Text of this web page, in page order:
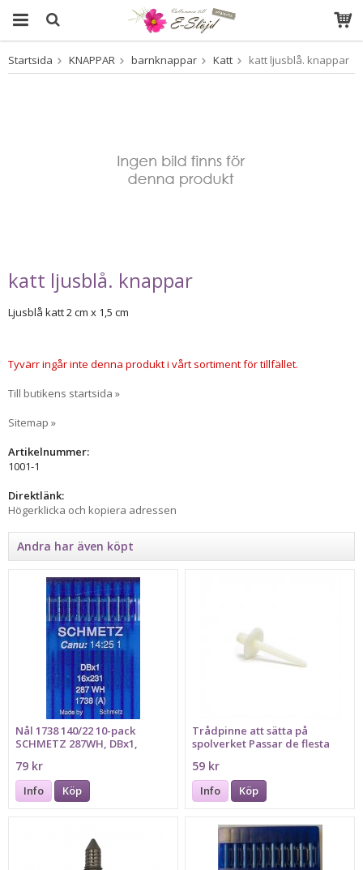
Produkten har blivit tillagd i varukorgen
Startsida KNAPPAR barnknappar Katt katt ljusblå. knappar
katt ljusblå. knappar
Ljusblå katt 2 cm x 1,5 cm
Tyvärr ingår inte denna produkt i vårt sortiment för tillfället.
Till butikens startsida »
Sitemap »
Artikelnummer:
1001-1
Direktlänk:
Högerklicka och kopiera adressen
Andra har även köpt
Nål 1738 140/22 10-pack
SCHMETZ 287WH, DBx1,
79 kr
Info Köp
Trådpinne att sätta på
spolverket Passar de flesta
59 kr
Info Köp